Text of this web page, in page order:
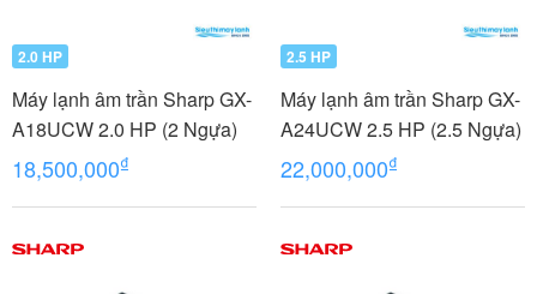
2.0 HP
Máy lạnh âm trần Sharp GX-
A18UCW 2.0 HP (2 Ngựa)
18,500,000₫
2.5 HP
Máy lạnh âm trần Sharp GX-
A24UCW 2.5 HP (2.5 Ngựa)
22,000,000₫